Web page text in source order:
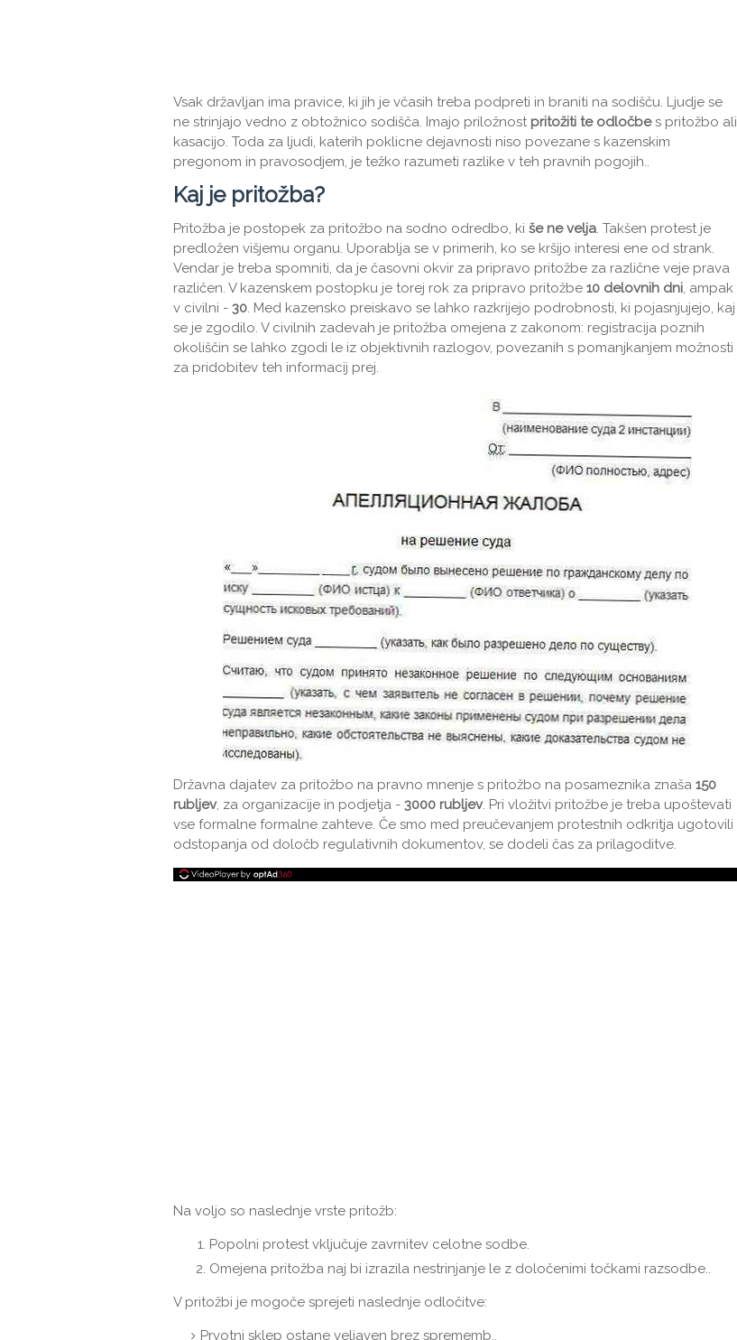
Vsak državljan ima pravice, ki jih je včasih treba podpreti in braniti na sodišču. Ljudje se
ne strinjajo vedno z obtožnico sodišča. Imajo priložnost pritožiti te odločbes pritožbo ali
kasacijo. Toda za ljudi, katerih poklicne dejavnosti niso povezane s kazenskim
pregonom in pravosodjem, je težko razumeti razlike v teh pravnih pogojih..
Kaj je pritožba?
Pritožba je postopek za pritožbo na sodno odredbo, ki še ne velja. Takšen protest je
predložen višjemu organu. Uporablja se v primerih, ko se kršijo interesi ene od strank.
Vendar je treba spomniti, da je časovni okvir za pripravo pritožbe za različne veje prava
različen. V kazenskem postopku je torej rok za pripravo pritožbe 10 delovnih dni, ampak
v civilni - 30. Med kazensko preiskavo se lahko razkrijejo podrobnosti, ki pojasnjujejo, kaj
se je zgodilo. V civilnih zadevah je pritožba omejena z zakonom: registracija poznih
okoliščin se lahko zgodi le iz objektivnih razlogov, povezanih s pomanjkanjem možnosti
za pridobitev teh informacij prej.
Državna dajatev za pritožbo na pravno mnenje s pritožbo na posameznika znaša 150
rubljev, za organizacije in podjetja - 3000 rubljev. Pri vložitvi pritožbe je treba upoštevati
vse formalne formalne zahteve. Če smo med preučevanjem protestnih odkritja ugotovili
odstopanja od določb regulativnih dokumentov, se dodeli čas za prilagoditve.
Na voljo so naslednje vrste pritožb:
Popolni protest vključuje zavrnitev celotne sodbe.
Omejena pritožba naj bi izrazila nestrinjanje le z določenimi točkami razsodbe..
V pritožbi je mogoče sprejeti naslednje odločitve:
Prvotni sklep ostane veljaven brez sprememb..